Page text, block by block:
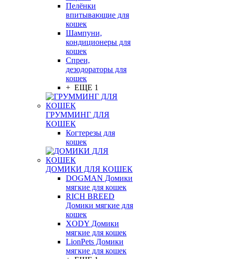
Пелёнки
впитывающие для
кошек
Шампуни,
кондиционеры для
кошек
Спреи,
дезодораторы для
кошек
+ ЕЩЕ 1
ГРУММИНГ ДЛЯ
КОШЕК
Когтерезы для
кошек
ДОМИКИ ДЛЯ КОШЕК
DOGMAN Домики
мягкие для кошек
RICH BREED
Домики мягкие для
кошек
XODY Домики
мягкие для кошек
LionPets Домики
мягкие для кошек